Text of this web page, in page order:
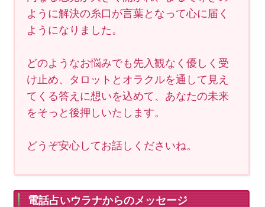
ように解決の糸口が言葉となって心に届く
ようになりました。
どのようなお悩みでも先入観なく優しく受
け止め、タロットとオラクルを通して見え
てくる答えに想いを込めて、あなたの未来
をそっと後押しいたします。
どうぞ安心してお話しくださいね。
電話占いウラナからのメッセージ